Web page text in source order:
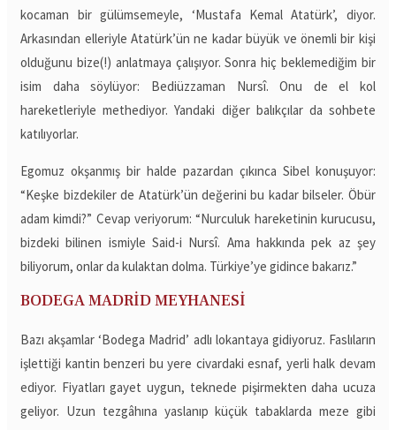
kocaman bir gülümsemeyle, ‘Mustafa Kemal Atatürk’, diyor.
Arkasından elleriyle Atatürk’ün ne kadar büyük ve önemli bir kişi
olduğunu bize(!) anlatmaya çalışıyor. Sonra hiç beklemediğim bir
isim daha söylüyor: Bediüzzaman Nursî. Onu de el kol
hareketleriyle methediyor. Yandaki diğer balıkçılar da sohbete
katılıyorlar.
Egomuz okşanmış bir halde pazardan çıkınca Sibel konuşuyor:
“Keşke bizdekiler de Atatürk’ün değerini bu kadar bilseler. Öbür
adam kimdi?” Cevap veriyorum: “Nurculuk hareketinin kurucusu,
bizdeki bilinen ismiyle Said-i Nursî. Ama hakkında pek az şey
biliyorum, onlar da kulaktan dolma. Türkiye’ye gidince bakarız.”
BODEGA MADRİD MEYHANESİ
Bazı akşamlar ‘Bodega Madrid’ adlı lokantaya gidiyoruz. Faslıların
işlettiği kantin benzeri bu yere civardaki esnaf, yerli halk devam
ediyor. Fiyatları gayet uygun, teknede pişirmekten daha ucuza
geliyor. Uzun tezgâhına yaslanıp küçük tabaklarda meze gibi